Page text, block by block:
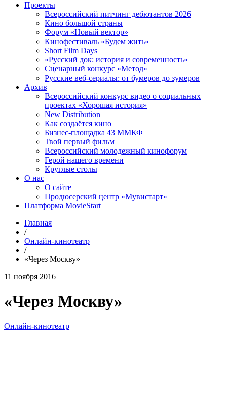
Проекты
Всероссийский питчинг дебютантов 2026
Кино большой страны
Форум «Новый вектор»
Кинофестиваль «Будем жить»
Short Film Days
«Русский док: история и современность»
Сценарный конкурс «Метод»
Русские веб-сериалы: от бумеров до зумеров
Архив
Всероссийский конкурс видео о социальных
проектах «Хорошая история»
New Distribution
Как создаётся кино
Бизнес-площадка 43 ММКФ
Твой первый фильм
Всероссийский молодежный кинофорум
Герой нашего времени
Круглые столы
О нас
О сайте
Продюсерский центр «Мувистарт»
Платформа MovieStart
Главная
/
Онлайн-кинотеатр
/
«Через Москву»
11 ноября 2016
«Через Москву»
Онлайн-кинотеатр